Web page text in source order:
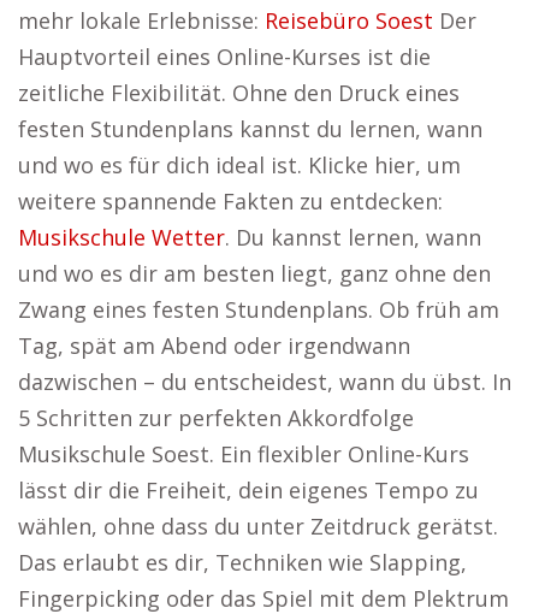
mehr lokale Erlebnisse: Reisebüro Soest Der
Hauptvorteil eines Online-Kurses ist die
zeitliche Flexibilität. Ohne den Druck eines
festen Stundenplans kannst du lernen, wann
und wo es für dich ideal ist. Klicke hier, um
weitere spannende Fakten zu entdecken:
Musikschule Wetter. Du kannst lernen, wann
und wo es dir am besten liegt, ganz ohne den
Zwang eines festen Stundenplans. Ob früh am
Tag, spät am Abend oder irgendwann
dazwischen – du entscheidest, wann du übst. In
5 Schritten zur perfekten Akkordfolge
Musikschule Soest. Ein flexibler Online-Kurs
lässt dir die Freiheit, dein eigenes Tempo zu
wählen, ohne dass du unter Zeitdruck gerätst.
Das erlaubt es dir, Techniken wie Slapping,
Fingerpicking oder das Spiel mit dem Plektrum